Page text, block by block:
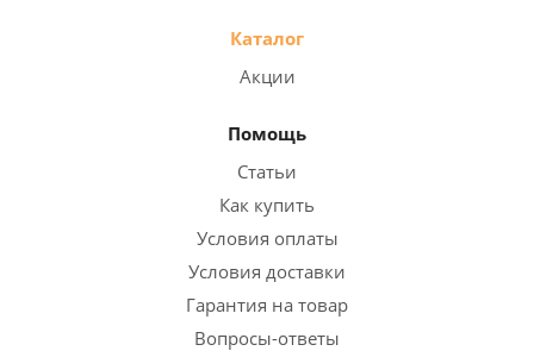
Каталог
Акции
Помощь
Статьи
Как купить
Условия оплаты
Условия доставки
Гарантия на товар
Вопросы-ответы